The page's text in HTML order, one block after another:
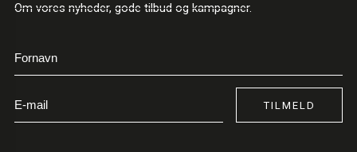
Om vores nyheder, gode tilbud og kampagner.
TILMELD